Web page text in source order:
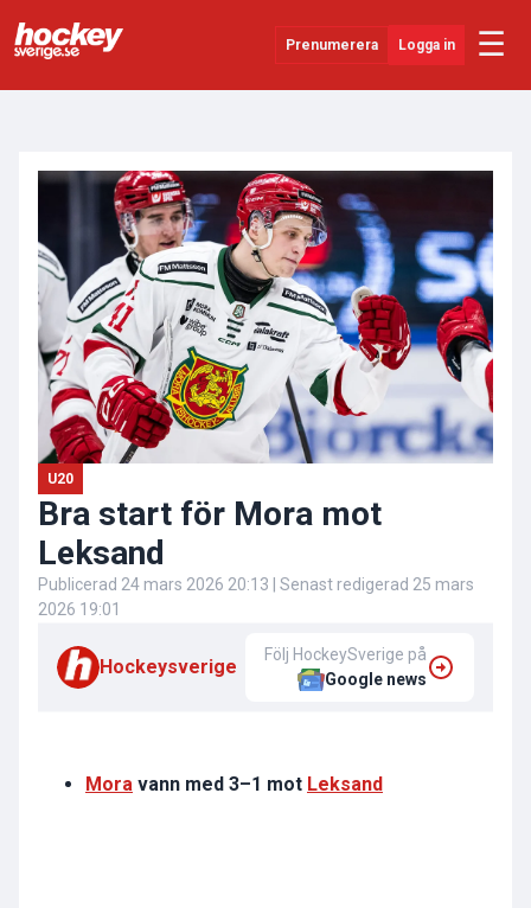
Prenumerera Logga in ☰
Evenemang
Övrigt
U20
Bra start för Mora mot
Leksand
Publicerad 24 mars 2026 20:13 | Senast redigerad 25 mars
2026 19:01
Hockeysverige
Följ HockeySverige på
Google news
Mora vann med 3–1 mot Leksand